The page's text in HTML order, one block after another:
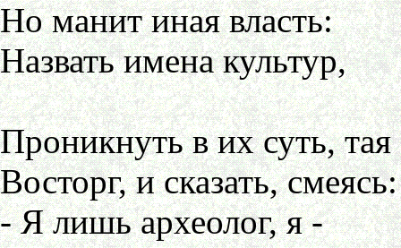
Но манит иная власть:
Назвать имена культур,
Проникнуть в их суть, тая
Восторг, и сказать, смеясь:
- Я лишь археолог, я -